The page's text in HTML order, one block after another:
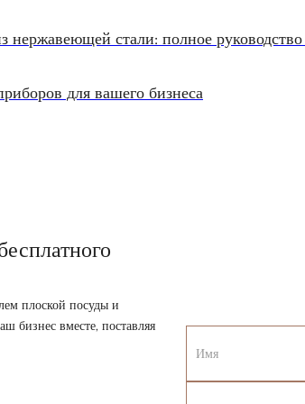
нержавеющей стали: полное
для вашего бизнеса
плоской посуды и
бизнес вместе, поставляя